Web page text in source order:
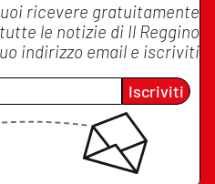
ricevere gratuitamente
tutte le notizie di Il Reggino
indirizzo email e iscriviti
Iscriviti